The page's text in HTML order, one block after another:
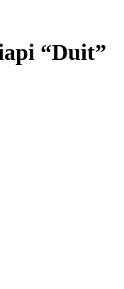
“Duit”